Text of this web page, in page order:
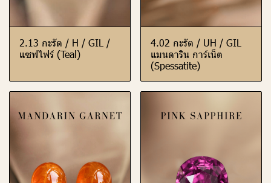
2.13 กะรัต / H / GIL /
แซฟไฟร์ (Teal)
4.02 กะรัต / UH / GIL
แมนดาริน การ์เน็ต
(Spessatite)